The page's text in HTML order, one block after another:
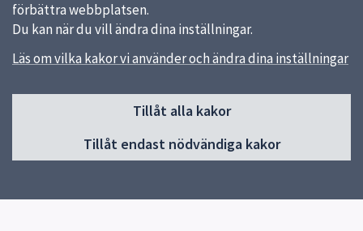
förbättra webbplatsen.
Du kan när du vill ändra dina inställningar.
Läs om vilka kakor vi använder och ändra dina inställningar
Tillåt alla kakor
Tillåt endast nödvändiga kakor